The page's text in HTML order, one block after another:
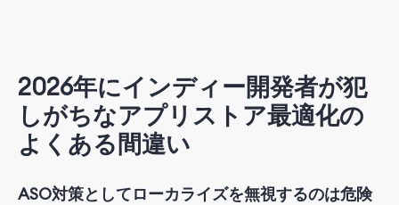
2026年にインディー開発者が犯
しがちなアプリストア最適化の
よくある間違い
ASO対策としてローカライズを無視するのは危険